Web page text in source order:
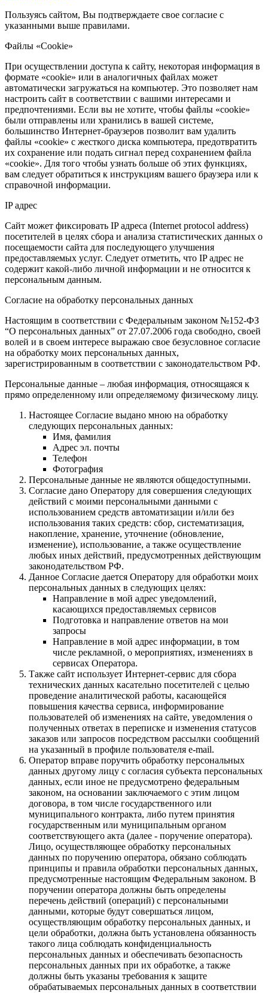
Пользуясь сайтом, Вы подтверждаете свое согласие с
указанными выше правилами.
Файлы «Cookie»
При осуществлении доступа к сайту, некоторая информация в
формате «cookie» или в аналогичных файлах может
автоматически загружаться на компьютер. Это позволяет нам
настроить сайт в соответствии с вашими интересами и
предпочтениями. Если вы не хотите, чтобы файлы «cookie»
были отправлены или хранились в вашей системе,
большинство Интернет-браузеров позволит вам удалить
файлы «cookie» с жесткого диска компьютера, предотвратить
их сохранение или подать сигнал перед сохранением файла
«cookie». Для того чтобы узнать больше об этих функциях,
вам следует обратиться к инструкциям вашего браузера или к
справочной информации.
IP адрес
Сайт может фиксировать IP адреса (Internet protocol address)
посетителей в целях сбора и анализа статистических данных о
посещаемости сайта для последующего улучшения
предоставляемых услуг. Следует отметить, что IP адрес не
содержит какой-либо личной информации и не относится к
персональным данным.
Согласие на обработку персональных данных
Настоящим в соответствии с Федеральным законом №152-ФЗ
“О персональных данных” от 27.07.2006 года свободно, своей
волей и в своем интересе выражаю свое безусловное согласие
на обработку моих персональных данных,
зарегистрированным в соответствии с законодательством РФ.
Персональные данные – любая информация, относящаяся к
прямо определенному или определяемому физическому лицу.
Настоящее Согласие выдано мною на обработку
следующих персональных данных:
Имя, фамилия
Адрес эл. почты
Телефон
Фотография
Персональные данные не являются общедоступными.
Согласие дано Оператору для совершения следующих
действий с моими персональными данными с
использованием средств автоматизации и/или без
использования таких средств: сбор, систематизация,
накопление, хранение, уточнение (обновление,
изменение), использование, а также осуществление
любых иных действий, предусмотренных действующим
законодательством РФ.
Данное Согласие дается Оператору для обработки моих
персональных данных в следующих целях:
Направление в мой адрес уведомлений,
касающихся предоставляемых сервисов
Подготовка и направление ответов на мои
запросы
Направление в мой адрес информации, в том
числе рекламной, о мероприятиях, изменениях в
сервисах Оператора.
Также сайт использует Интернет-сервис для сбора
технических данных касательно посетителей с целью
проведение аналитической работы, касающейся
повышения качества сервиса, информирование
пользователей об изменениях на сайте, уведомления о
полученных ответах в переписке и изменения статусов
заказов или запросов посредством рассылки сообщений
на указанный в профиле пользователя e-mail.
Оператор вправе поручить обработку персональных
данных другому лицу с согласия субъекта персональных
данных, если иное не предусмотрено федеральным
законом, на основании заключаемого с этим лицом
договора, в том числе государственного или
муниципального контракта, либо путем принятия
государственным или муниципальным органом
соответствующего акта (далее - поручение оператора).
Лицо, осуществляющее обработку персональных
данных по поручению оператора, обязано соблюдать
принципы и правила обработки персональных данных,
предусмотренные настоящим Федеральным законом. В
поручении оператора должны быть определены
перечень действий (операций) с персональными
данными, которые будут совершаться лицом,
осуществляющим обработку персональных данных, и
цели обработки, должна быть установлена обязанность
такого лица соблюдать конфиденциальность
персональных данных и обеспечивать безопасность
персональных данных при их обработке, а также
должны быть указаны требования к защите
обрабатываемых персональных данных в соответствии